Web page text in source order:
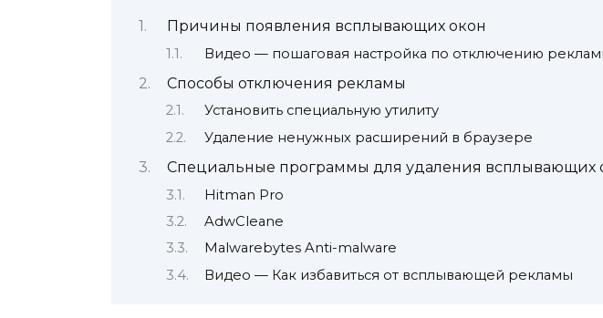
Причины появления всплывающих окон
Видео — пошаговая настройка по отключению
Способы отключения рекламы
Установить специальную утилиту
Удаление ненужных расширений в браузере
Специальные программы для удаления всплывающих
Hitman Pro
AdwCleane
Malwarebytes Anti-malware
Видео — Как избавиться от всплывающей рекламы